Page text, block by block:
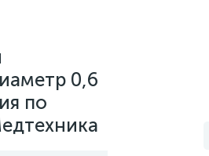
0,6
по